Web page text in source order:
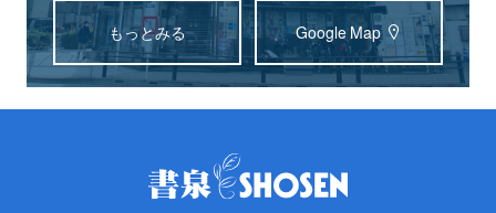
もっとみる Google Map